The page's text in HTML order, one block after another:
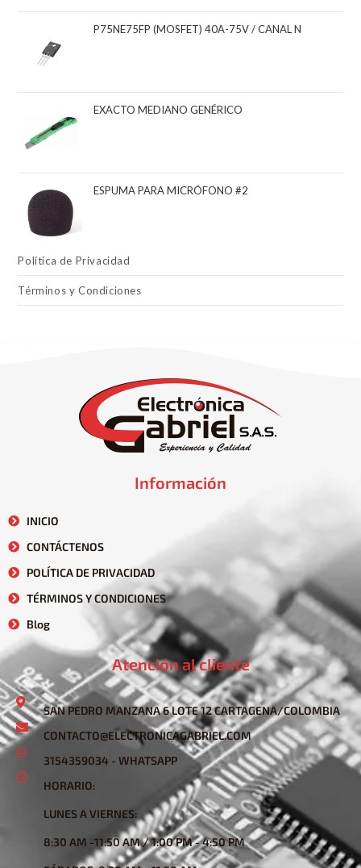
P75NE75FP (MOSFET) 40A-75V / CANAL N
EXACTO MEDIANO GENÉRICO
ESPUMA PARA MICRÓFONO #2
Política de Privacidad
Términos y Condiciones
Información
INICIO
CONTÁCTENOS
POLÍTICA DE PRIVACIDAD
TÉRMINOS Y CONDICIONES
Blog
Atención al cliente
SAN PEDRO MANZANA 6 LOTE 12 CARTAGENA/COLOMBIA
CONTACTO@ELECTRONICAGABRIEL.COM
3154359034 - WHATSAPP
HORARIO:
LUNES A VIERNES:
8:30 AM -11:50 AM / 1:00 PM - 4:50 PM